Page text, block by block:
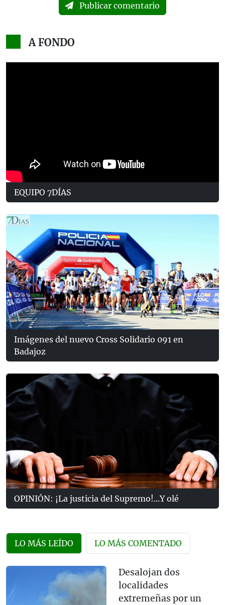
Publicar comentario
A FONDO
EQUIPO 7DÍAS
Imágenes del nuevo Cross Solidario 091 en
Badajoz
OPINIÓN: ¡La justicia del Supremo!...Y olé
LO MÁS LEÍDO LO MÁS COMENTADO
Desalojan dos
localidades
extremeñas por un